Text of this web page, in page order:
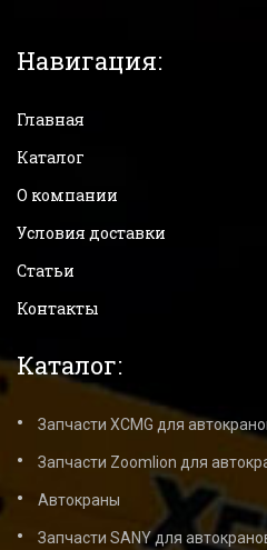
Навигация:
Главная
Каталог
О компании
Условия доставки
Статьи
Контакты
Каталог:
Запчасти XCMG для
Запчасти Zoomlion для
Автокраны
Запчасти SANY для